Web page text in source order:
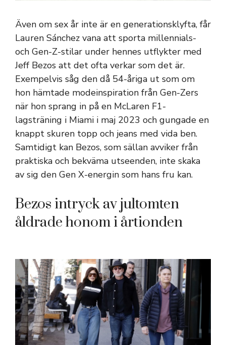
Även om sex år inte är en generationsklyfta, får
Lauren Sánchez vana att sporta millennials-
och Gen-Z-stilar under hennes utflykter med
Jeff Bezos att det ofta verkar som det är.
Exempelvis såg den då 54-åriga ut som om
hon hämtade modeinspiration från Gen-Zers
när hon sprang in på en McLaren F1-
lagsträning i Miami i maj 2023 och gungade en
knappt skuren topp och jeans med vida ben.
Samtidigt kan Bezos, som sällan avviker från
praktiska och bekväma utseenden, inte skaka
av sig den Gen X-energin som hans fru kan.
Bezos intryck av jultomten
åldrade honom i årtionden